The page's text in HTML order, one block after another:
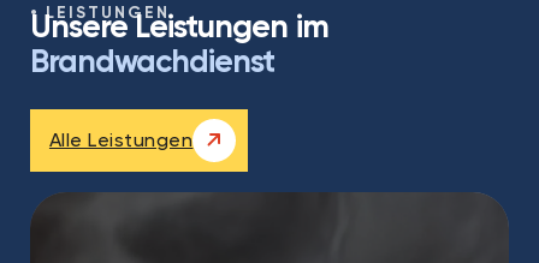
LEISTUNGEN
Unsere Leistungen im
Brandwachdienst
Alle Leistungen